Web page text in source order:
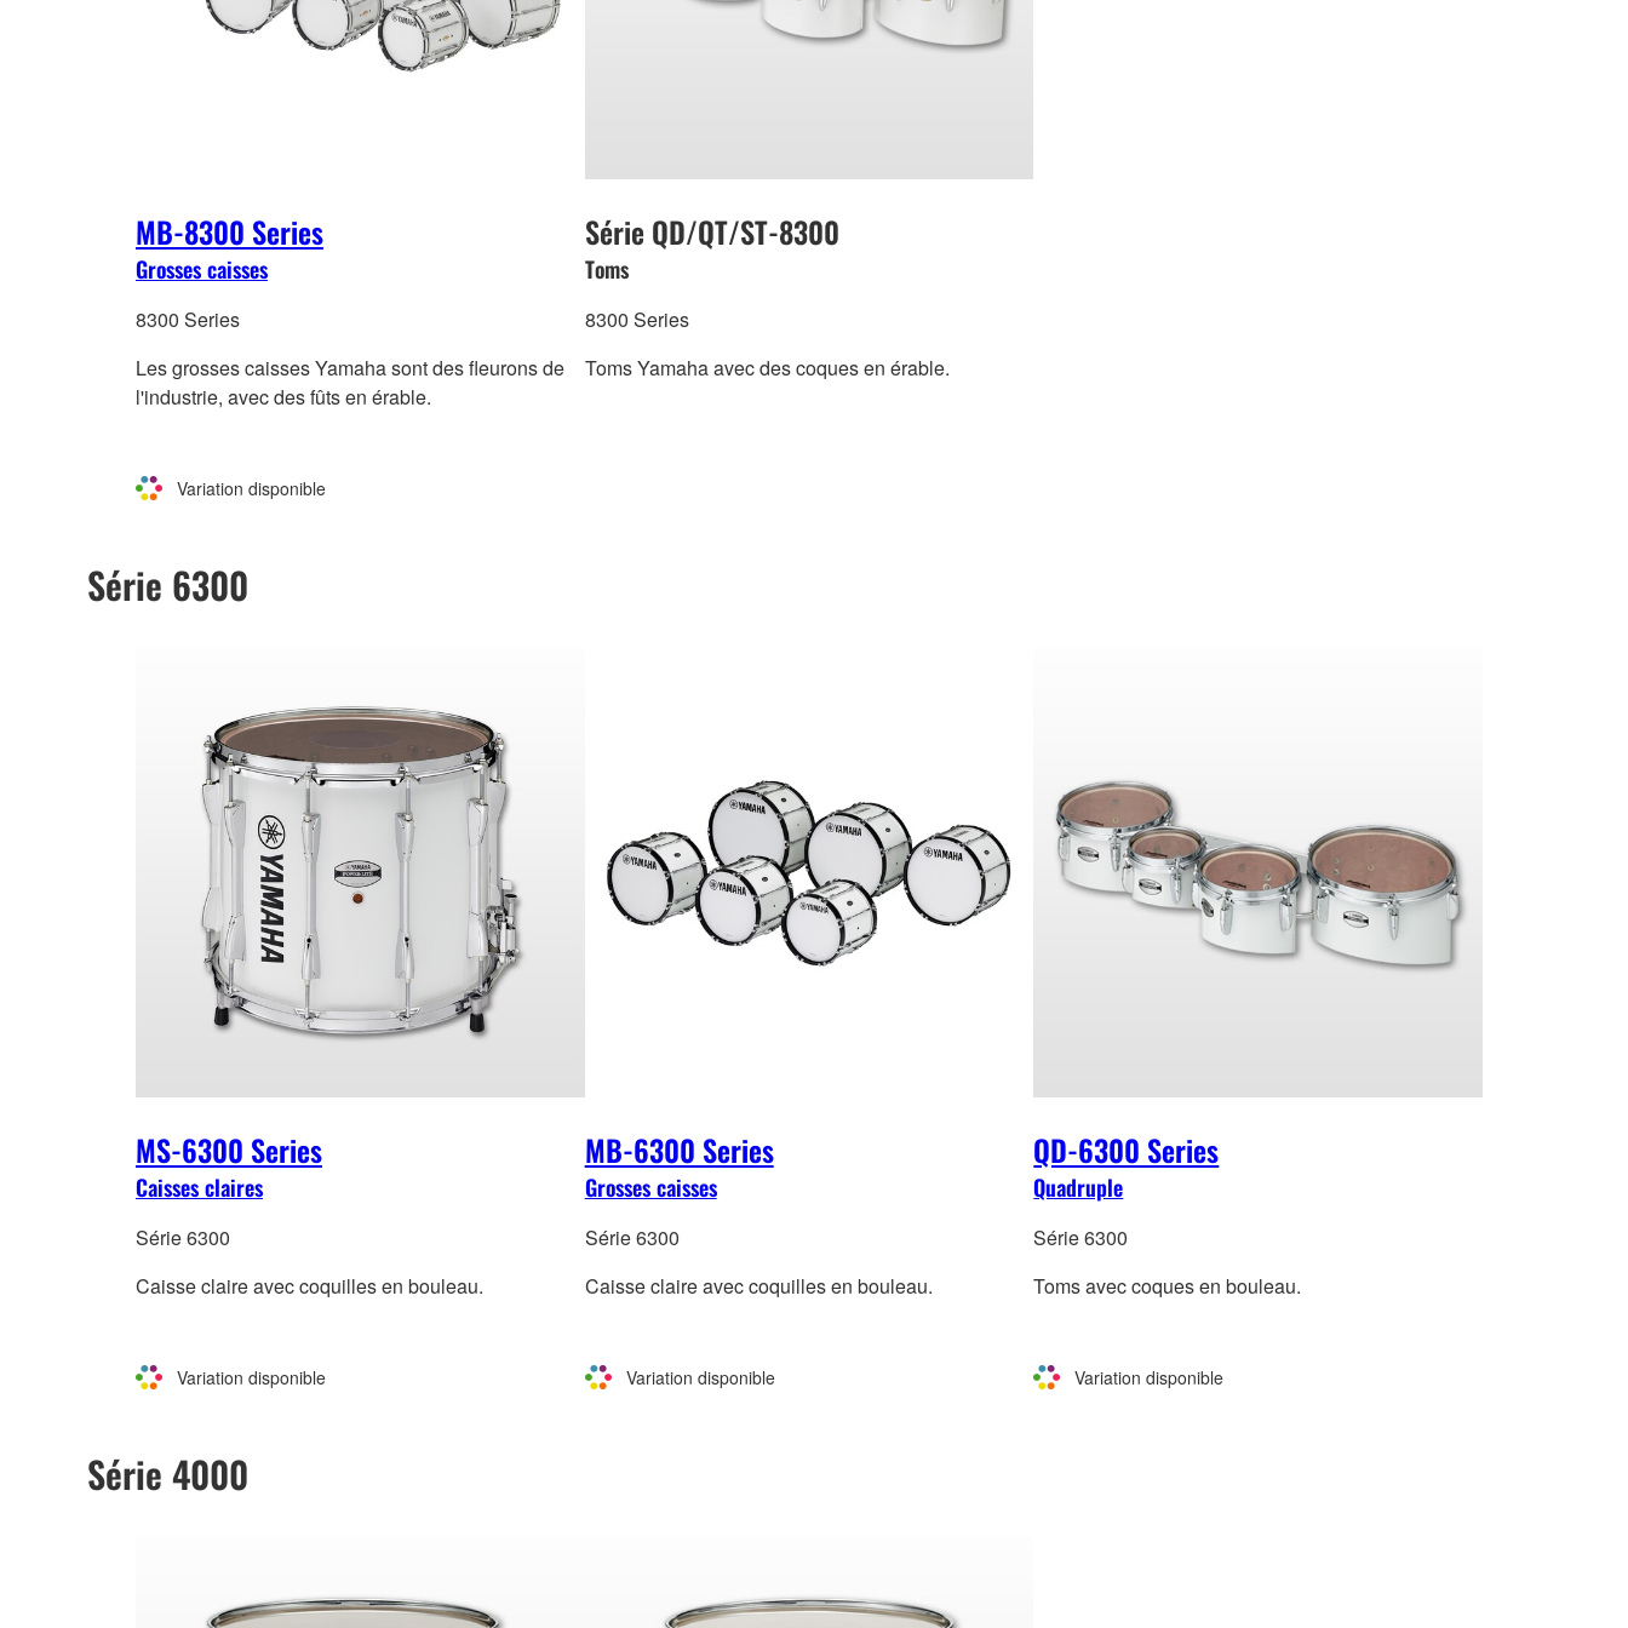
MB-8300 Series
Grosses caisses
8300 Series
Les grosses caisses Yamaha sont des fleurons de
l'industrie, avec des fûts en érable.
Variation disponible
Série QD/QT/ST-8300
Toms
8300 Series
Toms Yamaha avec des coques en érable.
Série 6300
MS-6300 Series
Caisses claires
Série 6300
Caisse claire avec coquilles en bouleau.
Variation disponible
MB-6300 Series
Grosses caisses
Série 6300
Caisse claire avec coquilles en bouleau.
Variation disponible
QD-6300 Series
Quadruple
Série 6300
Toms avec coques en bouleau.
Variation disponible
Série 4000